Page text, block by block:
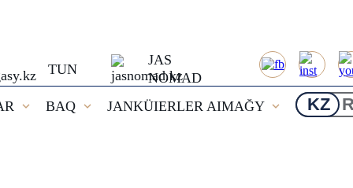
TUN
JAS
NOMAD
BAQ JANKÜIERLER AIMAĞY KZ